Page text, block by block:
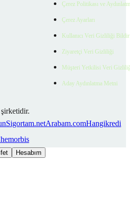
Çerez Politikası ve
Çerez Ayarları
Kullanıcı Veri Gizliliği
Ziyaretçi Veri Gizliliği
Müşteri Yetkilisi Veri
Aday Aydınlatma Metni
Sigortam.netArabam.comHangikredi
Hesabım